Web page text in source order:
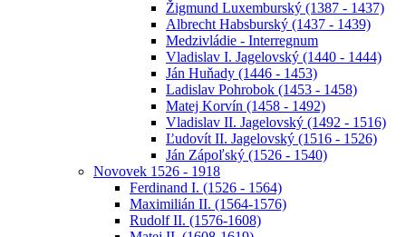
Žigmund Luxemburský (1387 - 1437)
Albrecht Habsburský (1437 - 1439)
Medzivládie - Interregnum
Vladislav I. Jagelovský (1440 - 1444)
Ján Huňady (1446 - 1453)
Ladislav Pohrobok (1453 - 1458)
Matej Korvín (1458 - 1492)
Vladislav II. Jagelovský (1492 - 1516)
Ľudovít II. Jagelovský (1516 - 1526)
Ján Zápoľský (1526 - 1540)
Novovek 1526 - 1918
Ferdinand I. (1526 - 1564)
Maximilián II. (1564-1576)
Rudolf II. (1576-1608)